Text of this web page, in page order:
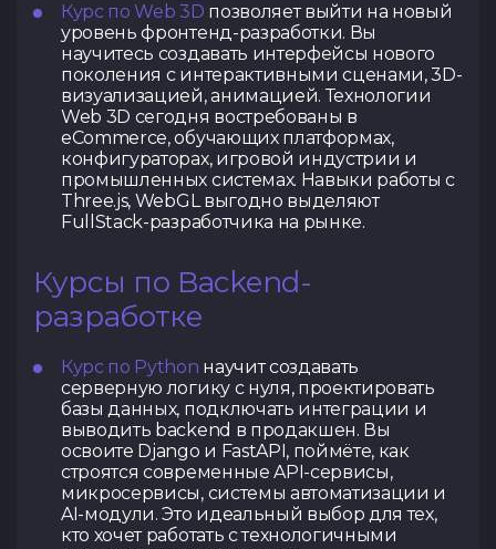
Курс по Web 3D позволяет выйти на новый
уровень фронтенд-разработки. Вы
научитесь создавать интерфейсы нового
поколения с интерактивными сценами, 3D-
визуализацией, анимацией. Технологии
Web 3D сегодня востребованы в
eCommerce, обучающих платформах,
конфигураторах, игровой индустрии и
промышленных системах. Навыки работы с
Three.js, WebGL выгодно выделяют
FullStack-разработчика на рынке.
Курсы по Backend-
разработке
Курс по Python научит создавать
серверную логику с нуля, проектировать
базы данных, подключать интеграции и
выводить backend в продакшен. Вы
освоите Django и FastAPI, поймёте, как
строятся современные API-сервисы,
микросервисы, системы автоматизации и
AI-модули. Это идеальный выбор для тех,
кто хочет работать с технологичными